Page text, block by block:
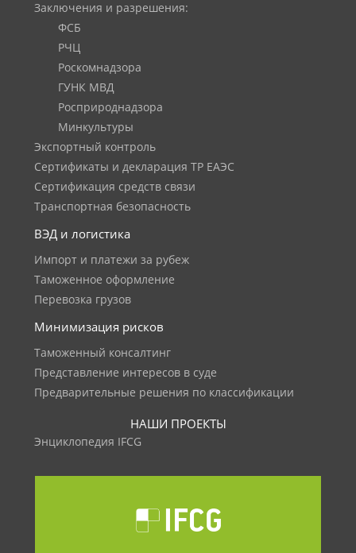
Заключения и разрешения:
ФСБ
РЧЦ
Роскомнадзора
ГУНК МВД
Росприроднадзора
Минкультуры
Экспортный контроль
Сертификаты и декларация ТР ЕАЭС
Сертификация средств связи
Транспортная безопасность
ВЭД и логистика
Импорт и платежи за рубеж
Таможенное оформление
Перевозка грузов
Минимизация рисков
Таможенный консалтинг
Представление интересов в суде
Предварительные решения по классификации
НАШИ ПРОЕКТЫ
Энциклопедия IFCG